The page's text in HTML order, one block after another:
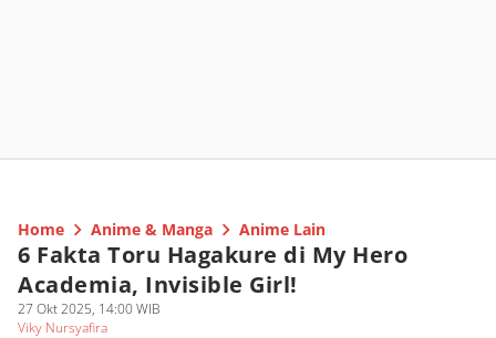
Home Anime & Manga Anime Lain
6 Fakta Toru Hagakure di My Hero
Academia, Invisible Girl!
27 Okt 2025, 14:00 WIB
Viky Nursyafira